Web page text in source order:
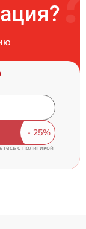
cполитикой